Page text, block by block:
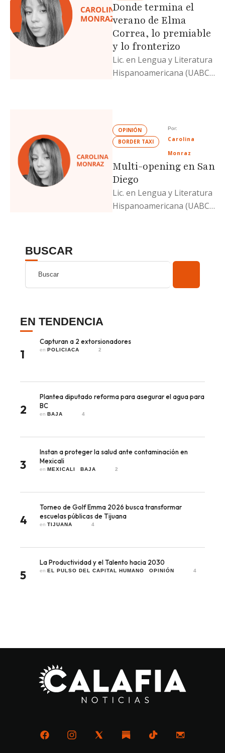
Donde termina el
verano de Elma
Correa, lo premiable
y lo fronterizo
Lic. en Lengua y Literatura
Hispanoamericana (UABC)
estudia …
OPINIÓN
BORDER TAXI
Por:
Carolina
Monraz
Multi-opening en San
Diego
Lic. en Lengua y Literatura
Hispanoamericana (UABC)
BUSCAR
EN TENDENCIA
1
Capturan a 2 extorsionadores
en POLICIACA 2
2
Plantea diputado reforma para asegurar el agua para
BC
en BAJA 4
3
Instan a proteger la salud ante contaminación en
Mexicali
en MEXICALI BAJA 2
4
Torneo de Golf Emma 2026 busca transformar
escuelas públicas de Tijuana
en TIJUANA 4
5
La Productividad y el Talento hacia 2030
en EL PULSO DEL CAPITAL HUMANO OPINIÓN 4